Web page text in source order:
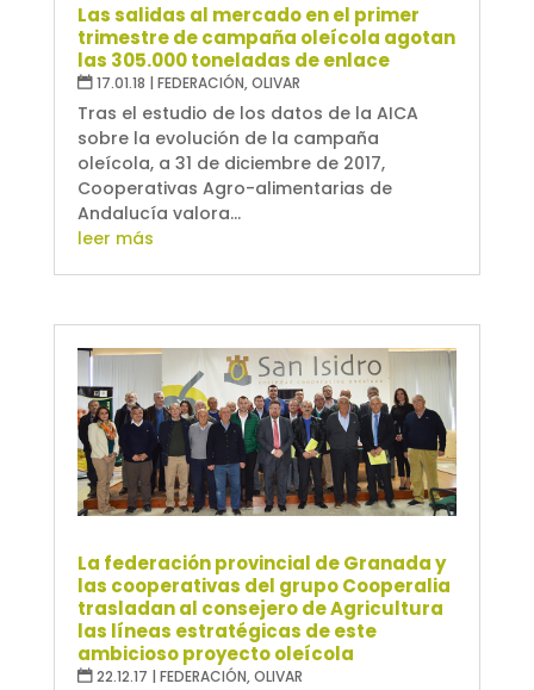
Las salidas al mercado en el primer
trimestre de campaña oleícola agotan
las 305.000 toneladas de enlace
17.01.18 | FEDERACIÓN,OLIVAR
Tras el estudio de los datos de la AICA
sobre la evolución de la campaña
oleícola, a 31 de diciembre de 2017,
Cooperativas Agro-alimentarias de
Andalucía valora...
leer más
La federación provincial de Granada y
las cooperativas del grupo Cooperalia
trasladan al consejero de Agricultura
las líneas estratégicas de este
ambicioso proyecto oleícola
22.12.17 | FEDERACIÓN,OLIVAR